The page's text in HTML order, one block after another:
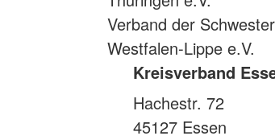
Verband der
Westfalen-Lippe e.V.
Kreisverband
Hachestr. 72
45127 Essen